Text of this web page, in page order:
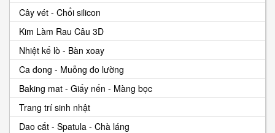
Cây vét - Chổi silicon
Kim Làm Rau Câu 3D
Nhiệt kế lò - Bàn xoay
Ca đong - Muỗng đo lường
Baking mat - Giấy nến - Màng bọc
Trang trí sinh nhật
Dao cắt - Spatula - Chà láng